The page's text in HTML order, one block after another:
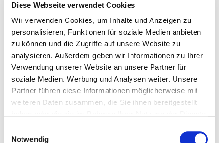
Diese Webseite verwendet Cookies
Wir verwenden Cookies, um Inhalte und Anzeigen zu
personalisieren, Funktionen für soziale Medien anbieten
zu können und die Zugriffe auf unsere Website zu
analysieren. Außerdem geben wir Informationen zu Ihrer
Verwendung unserer Website an unsere Partner für
soziale Medien, Werbung und Analysen weiter. Unsere
Partner führen diese Informationen möglicherweise mit
weiteren Daten zusammen, die Sie ihnen bereitgestellt
Notwendig
Haltbarkeit der Salami:
Außerhalb des Kühlschranks sind die luftgetrockneten Salamis
2 Monate haltbar. Verschlossene Verpackungen bewahren Sie
am besten im Kühlschrank bei einer Temperatur von 4 Grad
auf. So bleiben die Salamis schön weich.
Andere Informationen:
Marke: Monsieur Saucisson